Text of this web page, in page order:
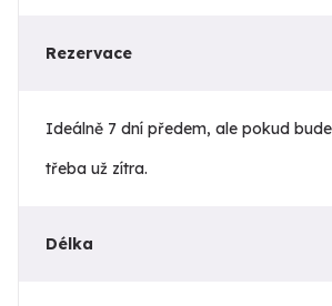
Rezervace
Ideálně 7 dní předem, ale pokud
třeba už zítra.
Délka